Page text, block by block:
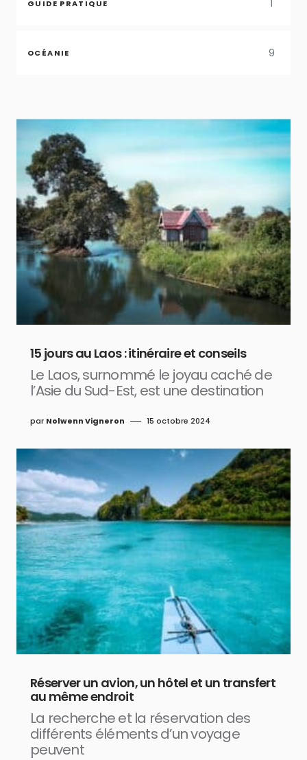
GUIDE PRATIQUE 1
OCÉANIE 9
15 jours au Laos : itinéraire et conseils
Le Laos, surnommé le joyau caché de
l’Asie du Sud-Est, est une destination
par Nolwenn Vigneron 15 octobre 2024
Réserver un avion, un hôtel et un transfert
au même endroit
La recherche et la réservation des
différents éléments d’un voyage
peuvent